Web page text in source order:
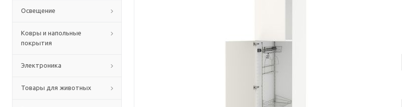
Освещение
Ковры и напольные
покрытия
Электроника
Товары для животных